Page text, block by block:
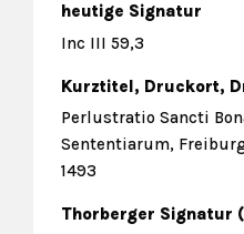
heutige Signatur
Inc III 59,3
Kurztitel, Druckort,
Perlustratio Sancti
Sententiarum,
1493
Thorberger Signatur